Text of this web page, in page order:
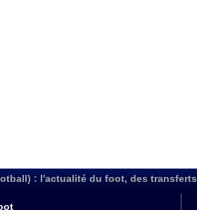
: l'actualité du foot, des